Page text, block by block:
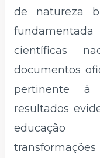
de natureza
científicas
documentos
pertinente à
resultados
educação